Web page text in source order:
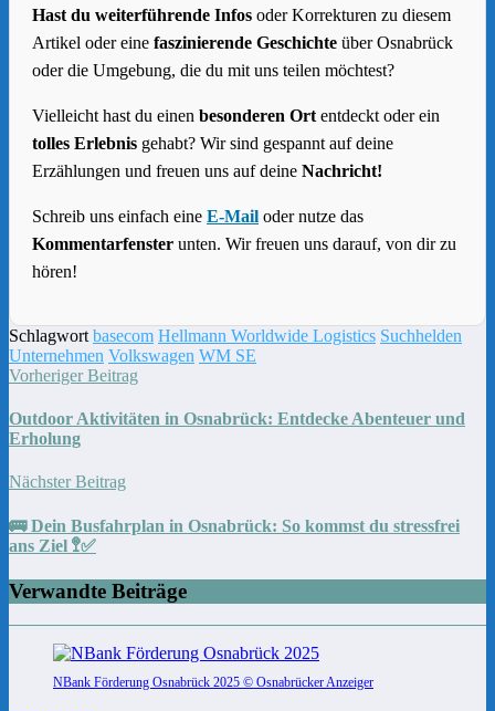
Hast du weiterführende Infos oder Korrekturen zu diesem
Artikel oder eine faszinierende Geschichte über Osnabrück
oder die Umgebung, die du mit uns teilen möchtest?
Vielleicht hast du einen besonderen Ort entdeckt oder ein
tolles Erlebnis gehabt? Wir sind gespannt auf deine
Erzählungen und freuen uns auf deine Nachricht!
Schreib uns einfach eine E-Mail oder nutze das
Kommentarfenster unten. Wir freuen uns darauf, von dir zu
hören!
Schlagwort basecom Hellmann Worldwide Logistics Suchhelden
Unternehmen Volkswagen WM SE
Vorheriger Beitrag
Outdoor Aktivitäten in Osnabrück: Entdecke Abenteuer und
Erholung
Nächster Beitrag
🚌 Dein Busfahrplan in Osnabrück: So kommst du stressfrei
ans Ziel 🚏✅
Verwandte Beiträge
NBank Förderung Osnabrück 2025 © Osnabrücker Anzeiger